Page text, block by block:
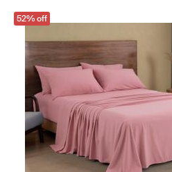
52% off